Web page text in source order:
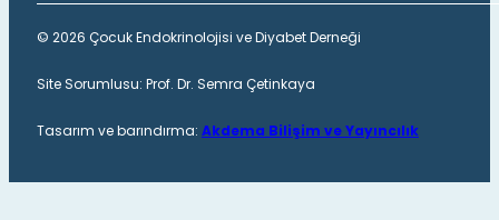
© 2026 Çocuk Endokrinolojisi ve Diyabet Derneği
Site Sorumlusu: Prof. Dr. Semra Çetinkaya
Tasarım ve barındırma: Akdema Bilişim ve Yayıncılık